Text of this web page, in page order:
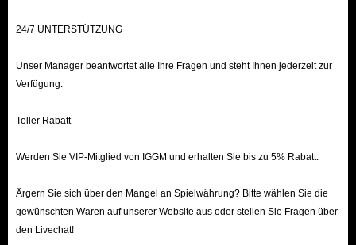
Solokämpfe: In diesem Spielmodus spielst du in Madden Ultimate
indem du Markttrends beobachtest, Karten in Zeiten mit geringem
verkaufst, wenn die Nachfrage steigt.
Gewinne das Turnier: Nimm an der Weekend League oder MUT
Champions teil und gehe als Sieger hervor, um Münzen und wertvolle
Spielerkarten zu gewinnen.
24/7 UNTERSTÜTZUNG
Unser Manager beantwortet alle Ihre Fragen und steht Ihnen jederzeit zur
Verfügung.
Toller Rabatt
Werden Sie VIP-Mitglied von IGGM und erhalten Sie bis zu 5% Rabatt.
Ärgern Sie sich über den Mangel an Spielwährung? Bitte wählen Sie die
gewünschten Waren auf unserer Website aus oder stellen Sie Fragen über
den Livechat!